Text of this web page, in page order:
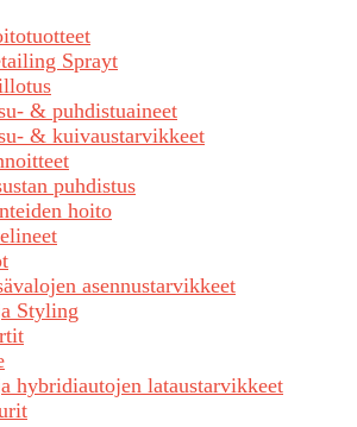
Sprayt
& puhdistuaineet
& kuivaustarvikkeet
puhdistus
hoito
asennustarvikkeet
Styling
hybridiautojen lataustarvikkeet